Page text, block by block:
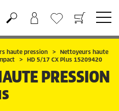
haute pression
Nettoyeurs haute
HD 5/17 CX Plus 15209420
PRESSION